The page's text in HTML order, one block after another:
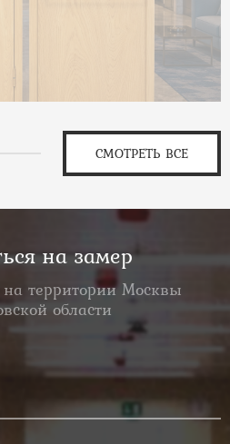
СМОТРЕТЬ ВСЕ
на замер
на территории Москвы
области